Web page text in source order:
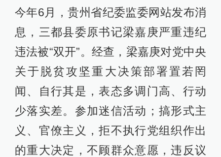
今年6月，贵州省纪委监委网站发布消
息，三都县委原书记梁嘉庚严重违纪
违法被“双开”。经查，梁嘉庚对党中央
关于脱贫攻坚重大决策部署置若罔
闻、自行其是，表态多调门高、行动
少落实差。参加迷信活动；搞形式主
义、官僚主义，拒不执行党组织作出
的重大决定，不顾群众意愿，违反议